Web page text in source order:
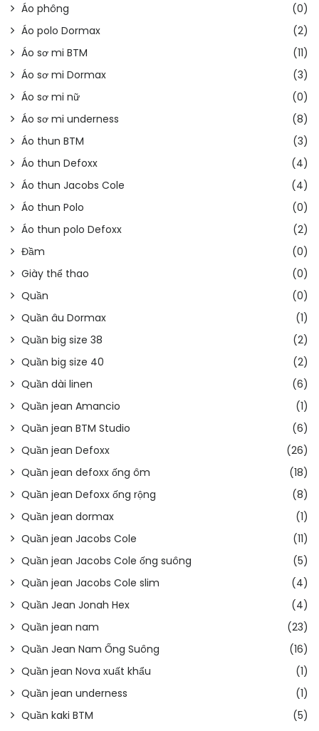
Áo phông
(0)
Áo polo Dormax
(2)
Áo sơ mi BTM
(11)
Áo sơ mi Dormax
(3)
Áo sơ mi nữ
(0)
Áo sơ mi underness
(8)
Áo thun BTM
(3)
Áo thun Defoxx
(4)
Áo thun Jacobs Cole
(4)
Áo thun Polo
(0)
Áo thun polo Defoxx
(2)
Đầm
(0)
Giày thể thao
(0)
Quần
(0)
Quần âu Dormax
(1)
Quần big size 38
(2)
Quần big size 40
(2)
Quần dài linen
(6)
Quần jean Amancio
(1)
Quần jean BTM Studio
(6)
Quần jean Defoxx
(26)
Quần jean defoxx ống ôm
(18)
Quần jean Defoxx ống rộng
(8)
Quần jean dormax
(1)
Quần jean Jacobs Cole
(11)
Quần jean Jacobs Cole ống suông
(5)
Quần jean Jacobs Cole slim
(4)
Quần Jean Jonah Hex
(4)
Quần jean nam
(23)
Quần Jean Nam Ống Suông
(16)
Quần jean Nova xuất khẩu
(1)
Quần jean underness
(1)
Quần kaki BTM
(5)